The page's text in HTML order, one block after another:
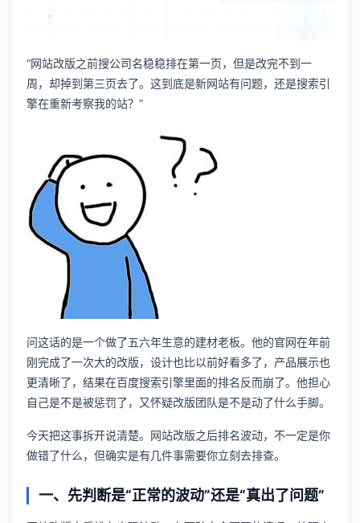
“网站改版之前搜公司名稳稳排在第一页，但是改完不到一
周，却掉到第三页去了。这到底是新网站有问题，还是搜索引
擎在重新考察我的站？”
问这话的是一个做了五六年生意的建材老板。他的官网在年前
刚完成了一次大的改版，设计也比以前好看多了，产品展示也
更清晰了，结果在百度搜索引擎里面的排名反而崩了。他担心
自己是不是被惩罚了，又怀疑改版团队是不是动了什么手脚。
今天把这事拆开说清楚。网站改版之后排名波动，不一定是你
做错了什么，但确实是有几件事需要你立刻去排查。
一、先判断是“正常的波动”还是“真出了问题”